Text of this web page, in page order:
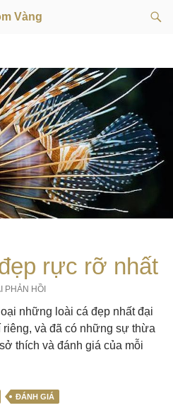
Vàng
kiếm
rực rỡ nhất
PHẢN HỒI
những loài cá đẹp nhất đại
và đã có những sự thừa
thích và đánh giá của mỗi
ĐÁNH GIÁ